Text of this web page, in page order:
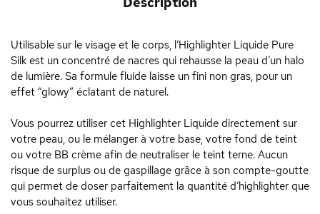
Utilisable sur le visage et le corps, l’Highlighter Liquide Pure
Silk est un concentré de nacres qui rehausse la peau d’un halo
de lumière. Sa formule fluide laisse un fini non gras, pour un
effet “glowy” éclatant de naturel.
Vous pourrez utiliser cet Highlighter Liquide directement sur
votre peau, ou le mélanger à votre base, votre fond de teint
ou votre BB crème afin de neutraliser le teint terne. Aucun
risque de surplus ou de gaspillage grâce à son compte-goutte
qui permet de doser parfaitement la quantité d’highlighter que
vous souhaitez utiliser.